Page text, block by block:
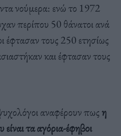
νούμερα: ενώ το 1972
περίπου 50 θάνατοι ανά
έφτασαν τους 250 ετησίως
και έφτασαν τους
αναφέρουν πωςη
τα αγόρια-έφηβοι